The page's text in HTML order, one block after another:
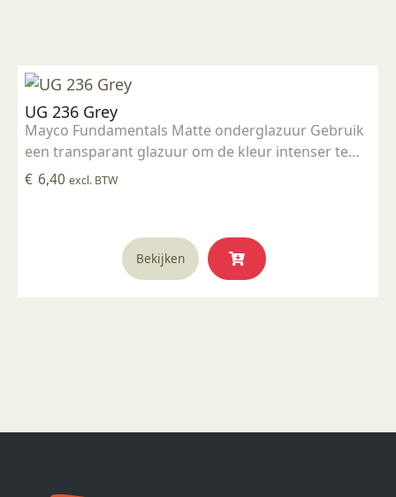
UG 236 Grey
Mayco Fundamentals Matte onderglazuur Gebruik
een transparant glazuur om de kleur intenser te
maken Geschikt voor gebruiksgoed mits er een
€ 6,40 excl. BTW
Bekijken